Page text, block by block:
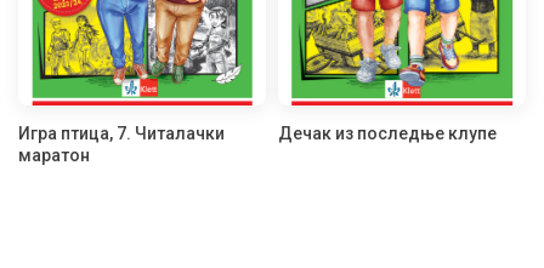
Игра птица, 7. Читалачки
маратон
Дечак из последње клупе